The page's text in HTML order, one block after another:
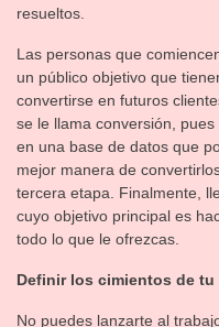
resueltos.
Las personas que
un público objetivo que
convertirse en futuros
se le llama conversión,
en una base de datos que
mejor manera de
tercera etapa. Finalmente,
cuyo objetivo principal es
todo lo que le ofrezcas.
Definir los cimientos de
No puedes lanzarte al